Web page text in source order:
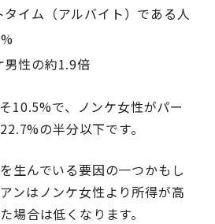
イム（アルバイト）である人
男性の約1.9倍
10.5%で、ノンケ女性がパー
の半分以下です。
生んでいる要因の一つかもし
ンはノンケ女性より所得が高
場合は低くなります。